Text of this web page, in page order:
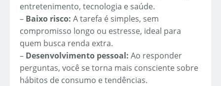
entretenimento, tecnologia e saúde.
– Baixo risco: A tarefa é simples, sem
compromisso longo ou estresse, ideal para
quem busca renda extra.
– Desenvolvimento pessoal: Ao responder
perguntas, você se torna mais consciente sobre
hábitos de consumo e tendências.